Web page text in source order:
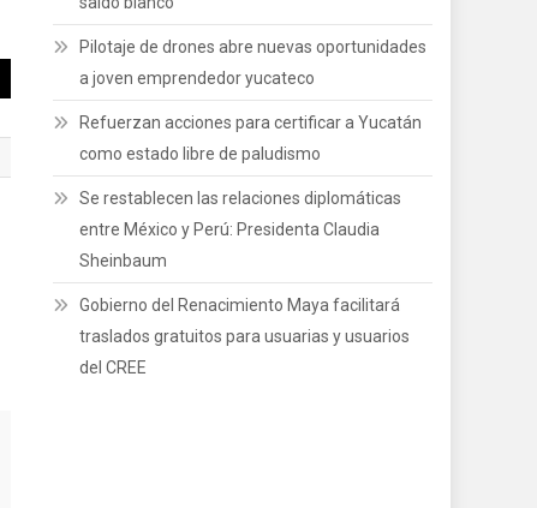
Pilotaje de drones abre nuevas oportunidades
a joven emprendedor yucateco
Refuerzan acciones para certificar a Yucatán
como estado libre de paludismo
Se restablecen las relaciones diplomáticas
entre México y Perú: Presidenta Claudia
Sheinbaum
Gobierno del Renacimiento Maya facilitará
traslados gratuitos para usuarias y usuarios
del CREE